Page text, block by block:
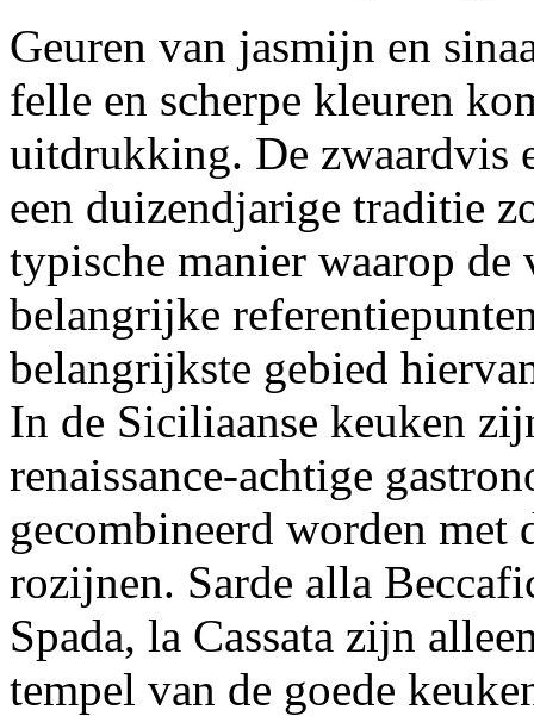
Geuren van jasmijn en
felle en scherpe kleuren
uitdrukking. De zwaardvis
een duizendjarige traditie
typische manier waarop
belangrijke
belangrijkste gebied
In de Siciliaanse keuken
renaissance-achtige
gecombineerd worden met
rozijnen. Sarde alla
Spada, la Cassata zijn
tempel van de goede